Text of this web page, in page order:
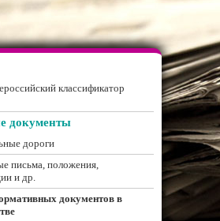
классификатор
документы
дороги
письма, положения,
и др.
документов в